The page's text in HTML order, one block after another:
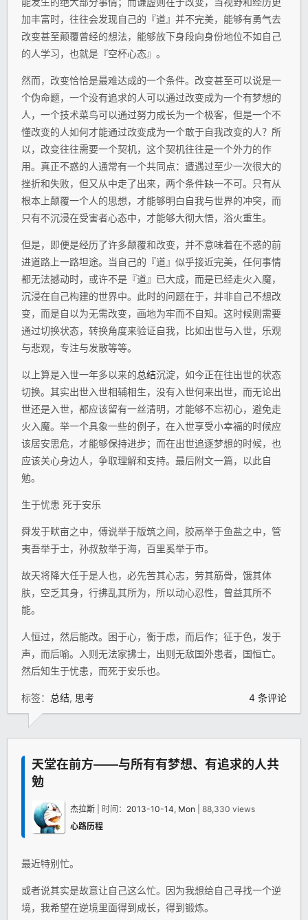
加丰富时，往往会发现自己的『道』并不完美，能够有勇气去
改变甚至颠覆曾经的想法，能够放下身段向身份地位不如自己
的人学习，也就是『空杯心态』。
然而，改变恰恰是最难达成的一个条件。改变甚至可以说是一
个伪命题，一个没有追求的人可以通过改变成为一个有梦想的
人，一个技术菜鸟可以通过努力成长为一个极客，但是一个不
懂改变的人如何才能通过改变成为一个敢于自我改变的人？所
以，改变往往需要一个契机，这个契机往往是一个外力的作
用。真正不惑的人通常有一个共同点：遭遇过至少一次很大的
挫折和失败，但又从中走了出来，两个条件缺一不可。只有从
根本上颠覆一个人的思想，才能够明白自我与世界的冲突，而
只有不沉浸在受害者心态中，才能够大彻大悟，浴火重生。
但是，即便是经历了许多颠覆和改变，并不意味着在不惑的前
进道路上一路坦途。当自己的『道』似乎接近完美，任何事情
都无法撼动时，或许不是『道』已大成，而是已经走火入魔，
沉浸在自己构建的世界中。此时的问题在于，并非自己不想改
变，而是自以为无需改变，画地为牢而不自知。这时候则需要
通过切换状态，转换角度来验证自我，比如出世与入世，乐观
与悲观，专注与发散等等。
以上算是入世一年多以来的总结沉淀，如今正在往出世的状态
切换。其实出世入世相辅相生，没有入世何来出世，而无论出
世还是入世，都应该留有一丝清明，才能够不忘初心，避免走
火入魔。举一个具象一些的例子，在入世享受小幸福的时候应
该居安思危，才能够保持进步；而在出世追逐梦想的时候，也
应该关心身边人，争取理解和支持。最后附文一篇，以此自
勉。
生于忧患 死于安乐
舜发于畎亩之中，傅说举于版筑之间，胶鬲举于鱼盐之中，管
夷吾举于士，孙叔敖举于海，百里奚举于市。
故天将降大任于是人也，必先苦其心志，劳其筋骨，饿其体
肤，空乏其身，行拂乱其所为，所以动心忍性，曾益其所不
能。
人恒过，然后能改。困于心，衡于虑，而后作；征于色，发于
声，而后喻。入则无法家拂士，出则无敌国外患者，国恒亡。
然后知生于忧患，而死于安乐也。
标签： 总结, 思考 4 条评论
天堂在前方——与所有有梦想、有追求的人共
勉
杰拉斯 | 时间： 2013-10-14, Mon | 88,330 views
心路历程
最近特别忙。
或者说其实是故意让自己这么忙。因为我想给自己寻找一个逆
境，我希望在逆境里面得到成长，得到锻炼。